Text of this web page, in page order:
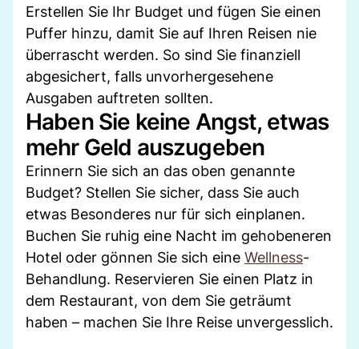
Erstellen Sie Ihr Budget und fügen Sie einen
Puffer hinzu, damit Sie auf Ihren Reisen nie
überrascht werden. So sind Sie finanziell
abgesichert, falls unvorhergesehene
Ausgaben auftreten sollten.
Haben Sie keine Angst, etwas
mehr Geld auszugeben
Erinnern Sie sich an das oben genannte
Budget? Stellen Sie sicher, dass Sie auch
etwas Besonderes nur für sich einplanen.
Buchen Sie ruhig eine Nacht im gehobeneren
Hotel oder gönnen Sie sich eine Wellness-
Behandlung. Reservieren Sie einen Platz in
dem Restaurant, von dem Sie geträumt
haben – machen Sie Ihre Reise unvergesslich.